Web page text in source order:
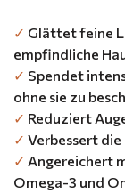
✓ Glättet feine
empfindliche
✓ Spendet
ohne sie zu
✓ Reduziert
✓ Verbessert
✓ Angereichert
Omega-3 und